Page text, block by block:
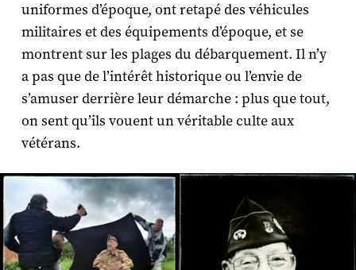
uniformes d’époque, ont retapé des véhicules
militaires et des équipements d’époque, et se
montrent sur les plages du débarquement. Il n’y
a pas que de l’intérêt historique ou l’envie de
s’amuser derrière leur démarche : plus que tout,
on sent qu’ils vouent un véritable culte aux
vétérans.